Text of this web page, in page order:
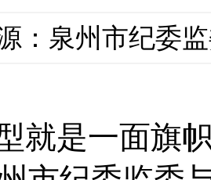
：泉州市纪委
就是一面旗